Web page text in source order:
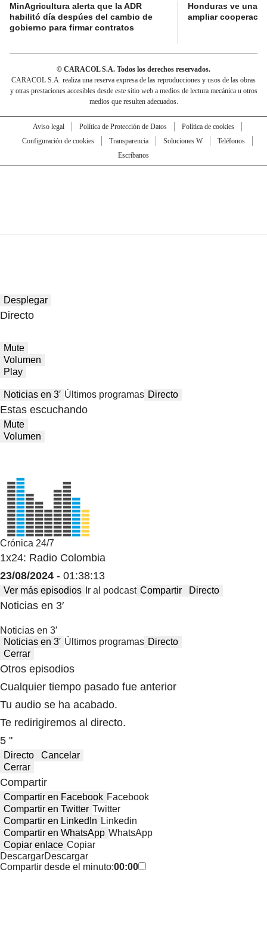
MinAgricultura alerta que la ADR
habilitó día despúes del cambio de
gobierno para firmar contratos
Honduras ve una
ampliar
© CARACOL S.A. Todos los derechos reservados.
CARACOL S.A. realiza una reserva expresa de las reproducciones y usos de las obras
y otras prestaciones accesibles desde este sitio web a medios de lectura mecánica u otros
medios que resulten adecuados.
Aviso legal Política de Protección de Datos
Política de cookies
Configuración de cookies
Transparencia Soluciones W
Teléfonos
Escríbanos
Desplegar
Directo
Mute
Volumen
Play
Noticias en 3′ Últimos programas Directo
Estas escuchando
Mute
Volumen
Crónica 24/7
1x24: Radio Colombia
23/08/2024 - 01:38:13
Ver más episodios Ir al podcast Compartir Directo
Noticias en 3′
Noticias en 3′
Noticias en 3′ Últimos programas Directo
Cerrar
Otros episodios
Cualquier tiempo pasado fue anterior
Tu audio se ha acabado.
Te redirigiremos al directo.
5 "
Directo
Cancelar
Cerrar
Compartir
Compartir en Facebook Facebook
Compartir en Twitter Twitter
Compartir en LinkedIn Linkedin
Compartir en WhatsApp WhatsApp
Copiar enlace Copiar
DescargarDescargar
Compartir desde el minuto:00:00